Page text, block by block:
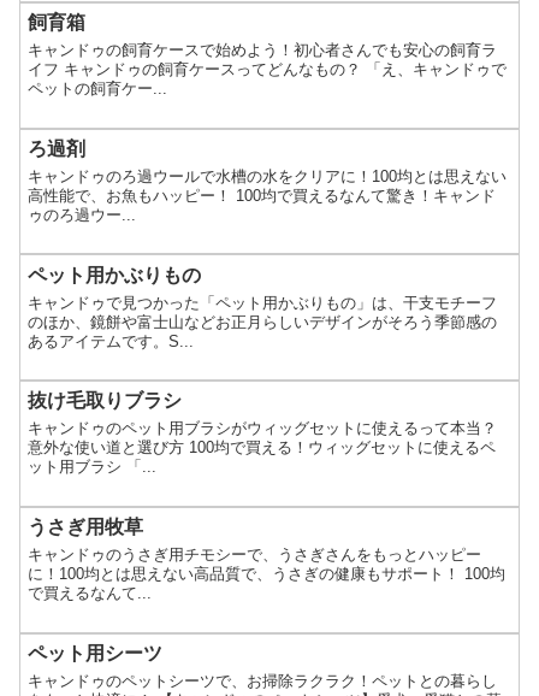
飼育箱
キャンドゥの飼育ケースで始めよう！初心者さんでも安心の飼育ラ
イフ キャンドゥの飼育ケースってどんなもの？ 「え、キャンドゥで
ペットの飼育ケー...
ろ過剤
キャンドゥのろ過ウールで水槽の水をクリアに！100均とは思えない
高性能で、お魚もハッピー！ 100均で買えるなんて驚き！キャンド
ゥのろ過ウー...
ペット用かぶりもの
キャンドゥで見つかった「ペット用かぶりもの」は、干支モチーフ
のほか、鏡餅や富士山などお正月らしいデザインがそろう季節感の
あるアイテムです。S...
抜け毛取りブラシ
キャンドゥのペット用ブラシがウィッグセットに使えるって本当？
意外な使い道と選び方 100均で買える！ウィッグセットに使えるペ
ット用ブラシ 「...
うさぎ用牧草
キャンドゥのうさぎ用チモシーで、うさぎさんをもっとハッピー
に！100均とは思えない高品質で、うさぎの健康もサポート！ 100均
で買えるなんて...
ペット用シーツ
キャンドゥのペットシーツで、お掃除ラクラク！ペットとの暮らし